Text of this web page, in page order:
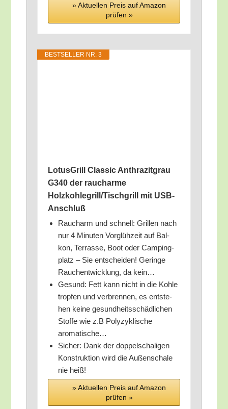
» Aktu­el­len Preis auf Ama­zon
prü­fen »
BEST­SEL­LER NR. 3
Lotus­Grill Clas­sic Anthra­zit­grau
G340 der rauch­ar­me
Holzkohlegrill/​Tischgrill mit USB-
Anschluß
Rauch­arm und schnell: Gril­len nach
nur 4 Minu­ten Vor­glüh­zeit auf Bal­
kon, Ter­ras­se, Boot oder Cam­ping­
platz – Sie ent­schei­den! Gerin­ge
Rauch­ent­wick­lung, da kein…
Gesund: Fett kann nicht in die Koh­le
trop­fen und ver­bren­nen, es ent­ste­
hen kei­ne gesund­heits­schäd­li­chen
Stof­fe wie z.B Poly­zy­kli­sche
aromatische…
Sicher: Dank der dop­pel­scha­li­gen
Kon­struk­ti­on wird die Außen­scha­le
nie heiß!
» Aktu­el­len Preis auf Ama­zon
prü­fen »